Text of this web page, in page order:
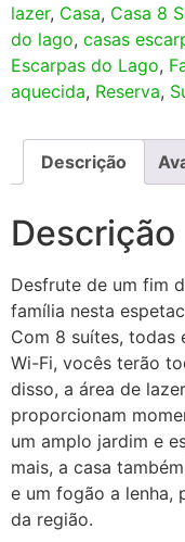
lazer, Casa, Casa 8
do lago, casas
Escarpas do Lago,
aquecida, Reserva,
Descrição
Descrição
Desfrute de um fim
família nesta
Com 8 suítes, todas
Wi-Fi, vocês terão
disso, a área de
proporcionam
um amplo jardim e
mais, a casa
e um fogão a lenha,
da região.